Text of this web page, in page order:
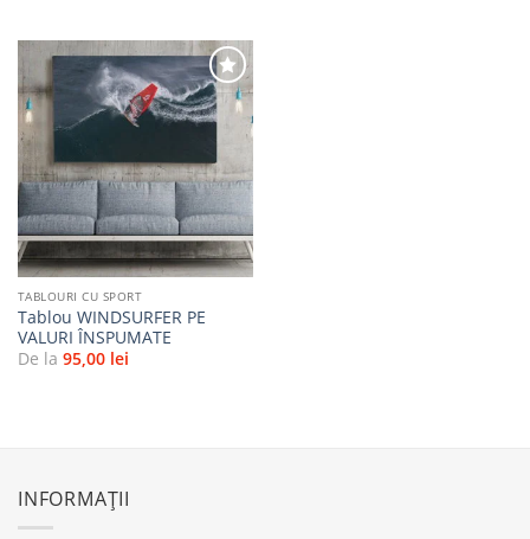
favorite
TABLOURI CU SPORT
Tablou WINDSURFER PE
VALURI ÎNSPUMATE
De la 95,00 lei
INFORMAȚII